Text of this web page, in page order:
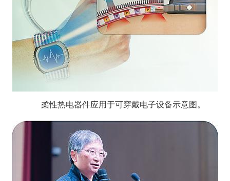
柔性热电器件应用于可穿戴电子设备示意图。